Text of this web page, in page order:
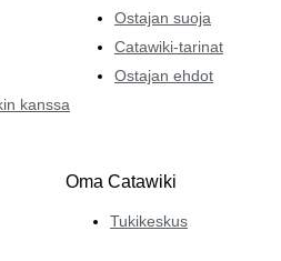
kanssa
Ostajan suoja
Catawiki-tarinat
Ostajan ehdot
Oma Catawiki
Tukikeskus